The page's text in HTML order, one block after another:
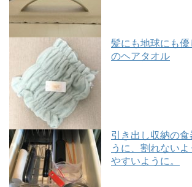
髪にも地球にも
のヘアタオル
引き出し収納の
うに、割れない
やすいように。